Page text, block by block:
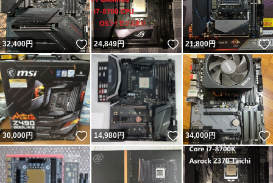
32,400円 いいね！
24,849円 いいね！
21,800円
30,000円 いいね！
14,980円 いいね！
34,000円